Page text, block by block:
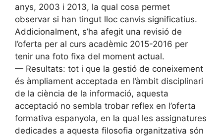
anys, 2003 i 2013, la qual cosa permet
observar si han tingut lloc canvis significatius.
Addicionalment, s’ha afegit una revisió de
l’oferta per al curs acadèmic 2015-2016 per
tenir una foto fixa del moment actual.
— Resultats: tot i que la gestió de coneixement
és àmpliament acceptada en l’àmbit disciplinari
de la ciència de la informació, aquesta
acceptació no sembla trobar reflex en l’oferta
formativa espanyola, en la qual les assignatures
dedicades a aquesta filosofia organitzativa són